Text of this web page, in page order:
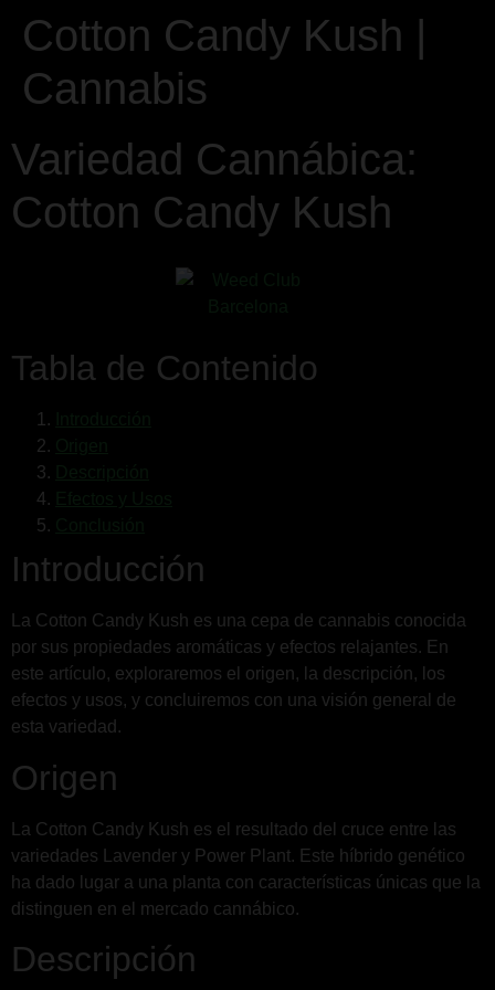
Cotton Candy Kush |
Cannabis
Variedad Cannábica:
Cotton Candy Kush
Tabla de Contenido
Introducción
La Cotton Candy Kush es una cepa de cannabis conocida
por sus propiedades aromáticas y efectos relajantes. En
este artículo, exploraremos el origen, la descripción, los
efectos y usos, y concluiremos con una visión general de
esta variedad.
Origen
La Cotton Candy Kush es el resultado del cruce entre las
variedades Lavender y Power Plant. Este híbrido genético
ha dado lugar a una planta con características únicas que la
distinguen en el mercado cannábico.
Descripción